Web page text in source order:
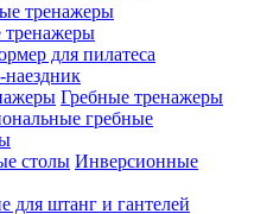
тренажеры
для пилатеса
Гребные тренажеры
гребные
Инверсионные